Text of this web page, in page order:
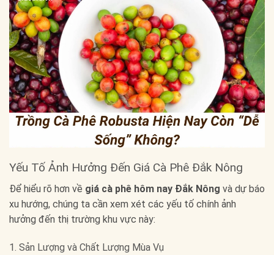
Yếu Tố Ảnh Hưởng Đến Giá Cà Phê Đắk Nông
Để hiểu rõ hơn về giá cà phê hôm nay Đắk Nông và dự báo
xu hướng, chúng ta cần xem xét các yếu tố chính ảnh
hưởng đến thị trường khu vực này:
1. Sản Lượng và Chất Lượng Mùa Vụ